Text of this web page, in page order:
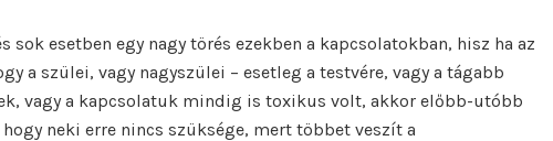
sok esetben egy nagy törés ezekben a kapcsolatokban, hisz ha az
a szülei, vagy nagyszülei – esetleg a testvére, vagy a tágabb
vagy a kapcsolatuk mindig is toxikus volt, akkor előbb-utóbb
neki erre nincs szüksége, mert többet veszít a